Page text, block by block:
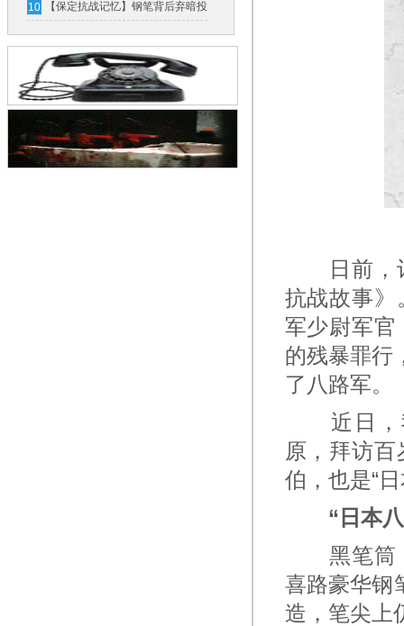
10 【保定抗战记忆】钢笔背后弃暗投
明的故事（图）
日前，记
抗战故事》
军少尉军官
的残暴罪行
了八路军。
近日，我
原，拜访
伯，也是“
“日本
黑笔筒，
喜路豪华钢
造，笔尖上